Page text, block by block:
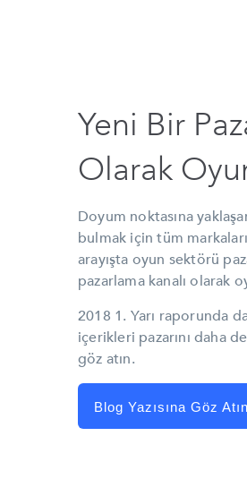
Yeni Bir
Olarak
Doyum noktasına
bulmak için tüm
arayışta oyun sektörü
pazarlama kanalı olarak
2018 1. Yarı raporunda
içerikleri pazarını daha
göz atın.
Blog Yazısına Göz Atın